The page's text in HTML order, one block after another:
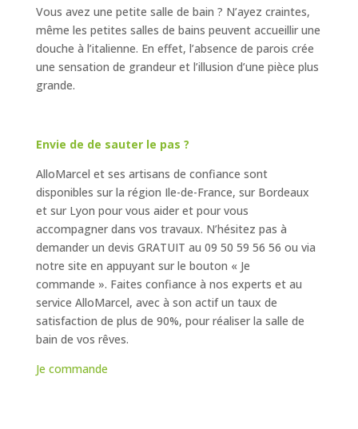
Vous avez une petite salle de bain ? N’ayez craintes,
même les petites salles de bains peuvent accueillir une
douche à l’italienne. En effet, l’absence de parois crée
une sensation de grandeur et l’illusion d’une pièce plus
grande.
Envie de de sauter le pas ?
AlloMarcel et ses artisans de confiance sont
disponibles sur la région Ile-de-France, sur Bordeaux
et sur Lyon pour vous aider et pour vous
accompagner dans vos travaux. N’hésitez pas à
demander un devis GRATUIT au 09 50 59 56 56 ou via
notre site en appuyant sur le bouton « Je
commande ». Faites confiance à nos experts et au
service AlloMarcel, avec à son actif un taux de
satisfaction de plus de 90%, pour réaliser la salle de
bain de vos rêves.
Je commande